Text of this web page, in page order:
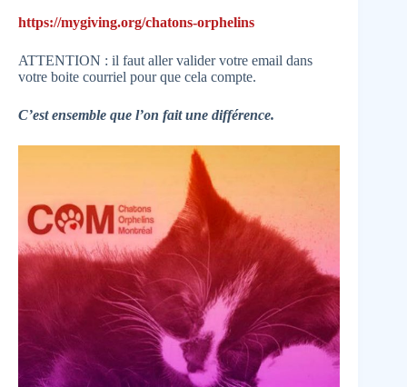
https://mygiving.org/chatons-orphelins
ATTENTION : il faut aller valider votre email dans
votre boite courriel pour que cela compte.
C’est ensemble que l’on fait une différence.